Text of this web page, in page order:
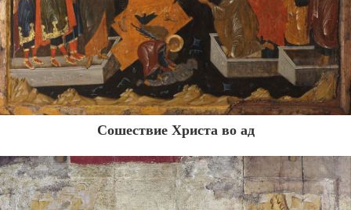
Сошествие Христа во ад